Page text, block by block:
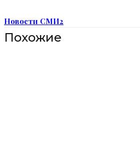
Новости СМИ2
Похожие